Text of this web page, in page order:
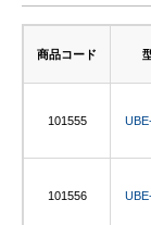
商品コード
101555
101556